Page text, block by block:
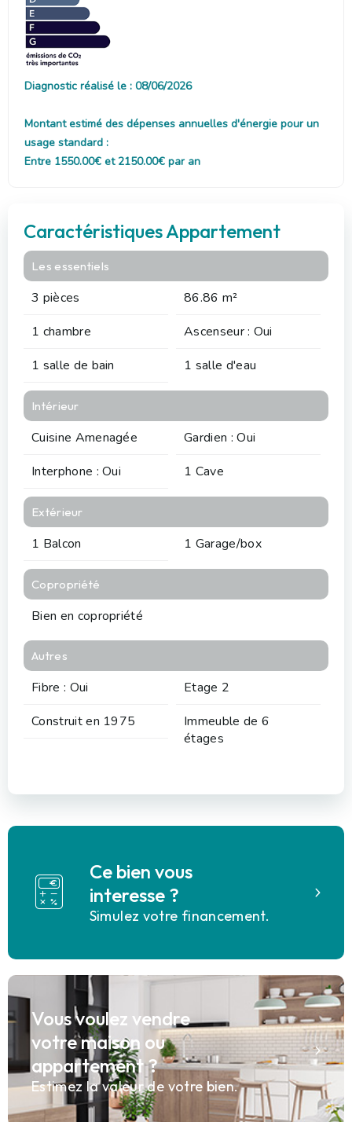
Diagnostic réalisé le : 08/06/2026
Montant estimé des dépenses annuelles d'énergie pour un
usage standard :
Entre 1550.00€ et 2150.00€ par an
Caractéristiques Appartement
Les essentiels
3 pièces
86.86 m²
1 chambre
Ascenseur : Oui
1 salle de bain
1 salle d'eau
Intérieur
Cuisine Amenagée
Gardien : Oui
Interphone : Oui
1 Cave
Extérieur
1 Balcon 1 Garage/box
Copropriété
Bien en copropriété
Autres
Fibre : Oui
Etage 2
Construit en 1975
Immeuble de 6
étages
Ce bien vous
interesse ?
Simulez votre financement.
Vous voulez vendre
votre maison ou
appartement ?
Estimez la valeur de votre bien.